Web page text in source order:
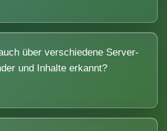
über verschiedene Server-
und Inhalte erkannt?